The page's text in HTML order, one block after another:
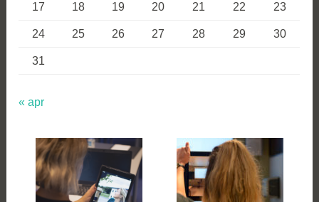
17 18 19 20 21 22 23
24 25 26 27 28 29 30
31
« apr